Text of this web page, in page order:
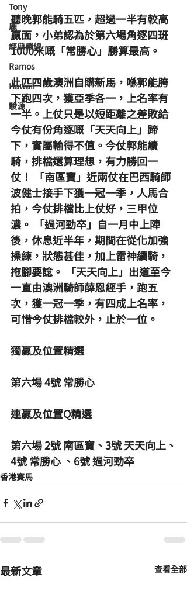
Tony
鹿
經典戰線
Ramos
Hawaii
駿源
聽晚郭能騎五匹，超過一半有較高
贏面，小弟認為於第六場角逐四班
1000米嘅「常勝心」勝算最高 。
此匹四歲澳洲自購新馬，喺郭能胯
下跑四次，獲亞季各一，上名率有
一半。上仗只是以短距離之差敗給
今仗有份角逐嘅「天天向上」蹄
下，實屬輸得不值。今仗郭能續
騎，排檔還算理想，有力勝回一
仗！ 「南區寶」近兩仗在巴西騎師
波健士接手下獲一冠一季，人馬合
拍，今仗排檔比上仗好，三甲位
濃。 「過河勁卒」自一月中上陣
後，休息近半年，期間在從化加強
操練，狀態甚佳，加上雷神續騎，
拖腳要諗。 「天天向上」出道至今
一直由澳洲騎師薛恩經手，跑五
次，獲一冠一季，有四成上名率，
可惜今仗排檔較外，止於一位。
獨贏及位置精選
第六場 4號 常勝心
連贏及位置Q精選
第六場 2號 南區寶、3號 天天向上、
4號 常勝心 、6號 過河勁卒
香港賽馬
最新文章 查看全部